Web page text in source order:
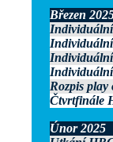
Březen
Individuální
Individuální
Individuální
Rozpis
Čtvrtfinále
Únor 2025